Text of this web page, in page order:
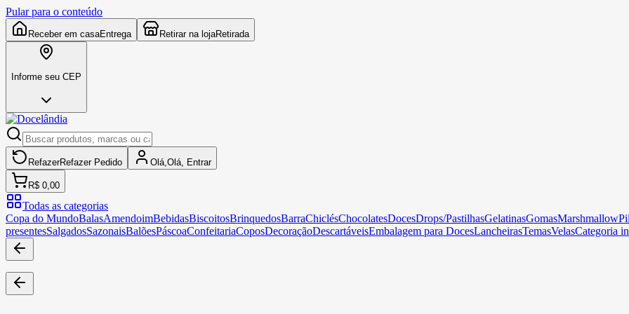
Pular para o conteúdo
Receber em casaEntrega Retirar na lojaRetirada
Informe seu CEP
RefazerRefazer Pedido Olá, Olá, Entrar
R$ 0,00
Todas as categorias
Copa do MundoBalasAmendoimBebidasBiscoitosBrinquedosBarraChiclésChocolatesDocesDrops/PastilhasGelatinasGomasMarshmallow
presentesSalgadosSazonaisBalõesPáscoaConfeitariaCoposDecoraçãoDescartáveisEmbalagem para DocesLancheirasTemasVelasCategoria